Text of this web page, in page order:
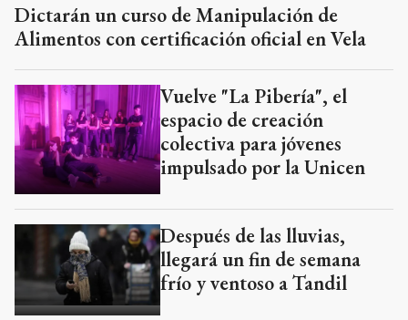
Dictarán un curso de Manipulación de
Alimentos con certificación oficial en Vela
Vuelve "La Pibería", el
espacio de creación
colectiva para jóvenes
impulsado por la Unicen
Después de las lluvias,
llegará un fin de semana
frío y ventoso a Tandil